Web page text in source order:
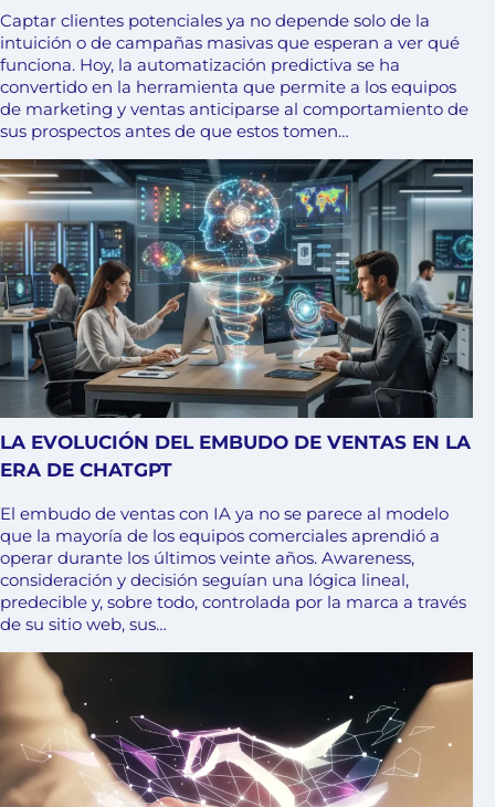
Captar clientes potenciales ya no depende solo de la
intuición o de campañas masivas que esperan a ver qué
funciona. Hoy, la automatización predictiva se ha
convertido en la herramienta que permite a los equipos
de marketing y ventas anticiparse al comportamiento de
sus prospectos antes de que estos tomen…
LA EVOLUCIÓN DEL EMBUDO DE VENTAS EN LA
ERA DE CHATGPT
El embudo de ventas con IA ya no se parece al modelo
que la mayoría de los equipos comerciales aprendió a
operar durante los últimos veinte años. Awareness,
consideración y decisión seguían una lógica lineal,
predecible y, sobre todo, controlada por la marca a través
de su sitio web, sus…